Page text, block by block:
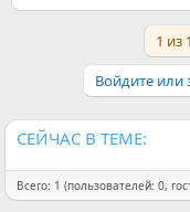
1 из
Войдите или
СЕЙЧАС В ТЕМЕ:
Всего: 1 (пользователей: 0,